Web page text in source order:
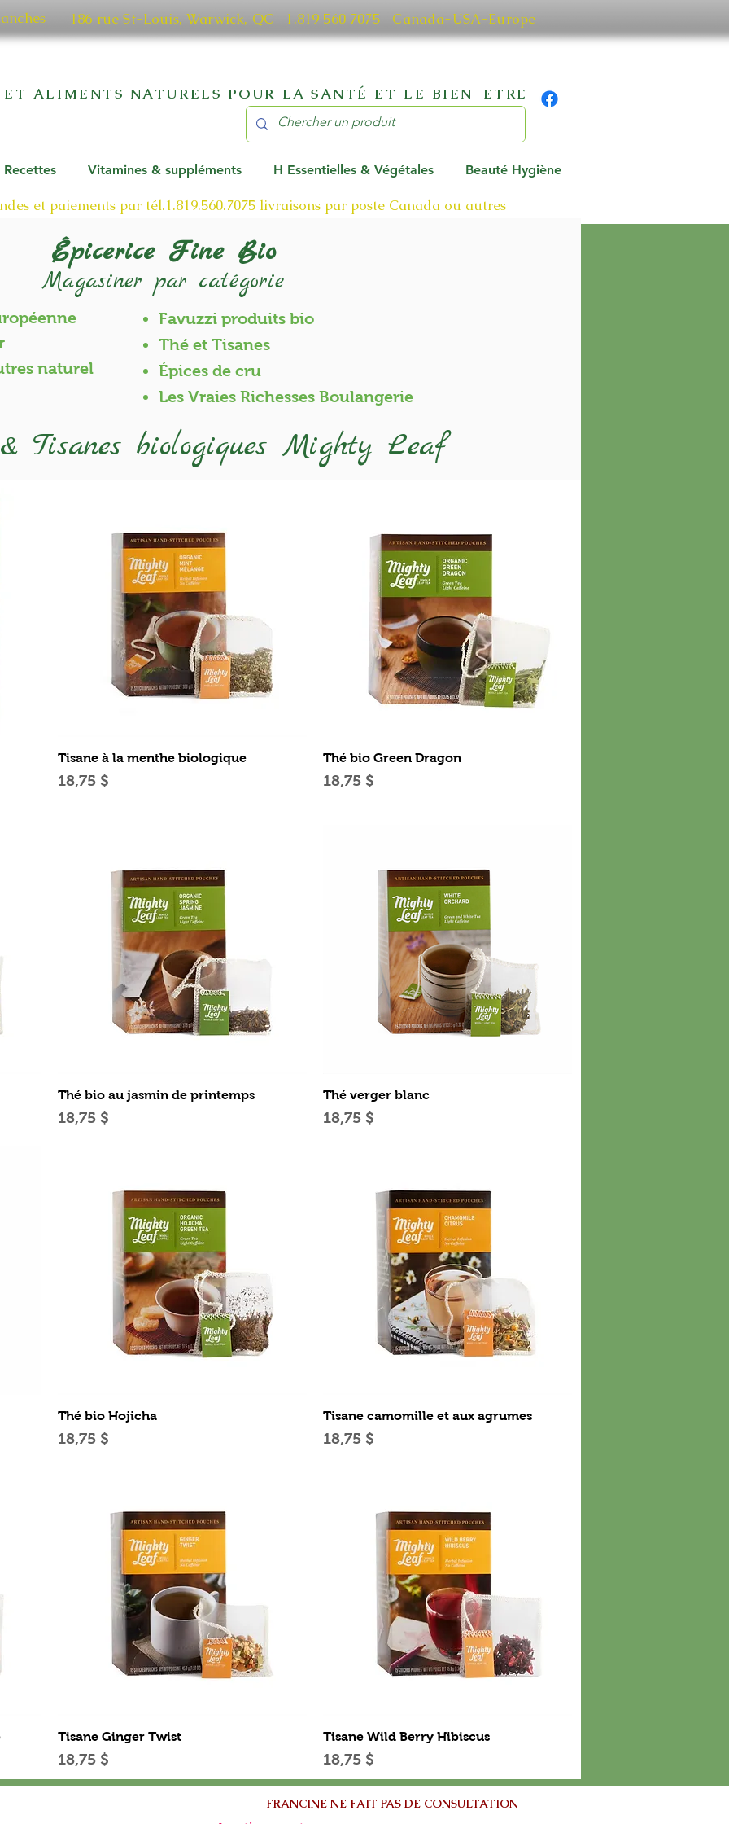
186 rue St-Louis, Warwick, QC​ 1.819 560 7075 Canada-USA-Europe
ET ALIMENTS NATURELS POUR LA SANTÉ ET LE BIEN-ETRE
Recettes Vitamines & suppléments H Essentielles & Végétales Beauté Hygiène
et paiements par tél.1.819.560.7075 livraisons par poste Canada ou autres
Épicerice Fine Bio
Magasiner par catégorie
naturel
Favuzzi produits bio
Thé et Tisanes
Épices de cru
Les Vraies Richesses Boulangerie
Tisanes biologiques Mighty Leaf
Aperçu rapide
Tisane à la menthe biologique
Prix
18,75 $
Aperçu rapide
Thé bio Green Dragon
Prix
18,75 $
Aperçu rapide
Thé bio au jasmin de printemps
Prix
18,75 $
Aperçu rapide
Thé verger blanc
Prix
18,75 $
Aperçu rapide
Thé bio Hojicha
Prix
18,75 $
Aperçu rapide
Tisane camomille et aux agrumes
Prix
18,75 $
Aperçu rapide
Tisane Ginger Twist
Prix
18,75 $
Aperçu rapide
Tisane Wild Berry Hibiscus
Prix
18,75 $
FRANCINE NE FAIT PAS DE CONSULTATION